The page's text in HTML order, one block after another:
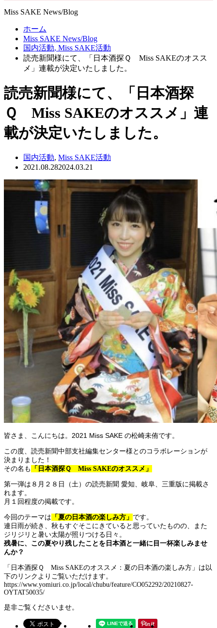
Miss SAKE News/Blog
ホーム
Miss SAKE News/Blog
国内活動, Miss SAKE活動
読売新聞様にて、「日本酒探Ｑ Miss SAKEのオスス
メ」連載が決定いたしました。
読売新聞様にて、「日本酒探
Ｑ Miss SAKEのオススメ」連
載が決定いたしました。
国内活動, Miss SAKE活動
2021.08.282024.03.21
皆さま、こんにちは。2021 Miss SAKE の松崎未侑です。
この度、読売新聞中部支社編集センター様とのコラボレーションが
決まりました！
その名も
「日本酒探Ｑ Miss SAKEのオススメ」
第一弾は８月２８日（土）の読売新聞 愛知、岐阜、三重版に掲載さ
れます。
月１回程度の掲載です。
今回のテーマは 「夏の日本酒の楽しみ方」 です。
連日雨が続き、秋もすぐそこにきていると思っていたものの、また
ジリジリと暑い太陽が照りつける日々。
残暑に、この夏やり残したことを日本酒と一緒に目一杯楽しみませ
んか？
「日本酒探Ｑ Miss SAKEのオススメ：夏の日本酒の楽しみ方」は以
下のリンクよりご覧いただけます。
https://www.yomiuri.co.jp/local/chubu/feature/CO052292/20210827-
OYTAT50035/
是非ご覧くださいませ。